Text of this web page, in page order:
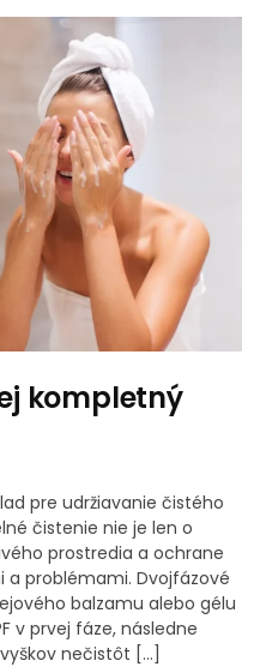
kompletný
pre udržiavanie čistého
čistenie nie je len o
prostredia a ochrane
a problémami. Dvojfázové
balzamu alebo gélu
v prvej fáze, následne
nečistôt […]